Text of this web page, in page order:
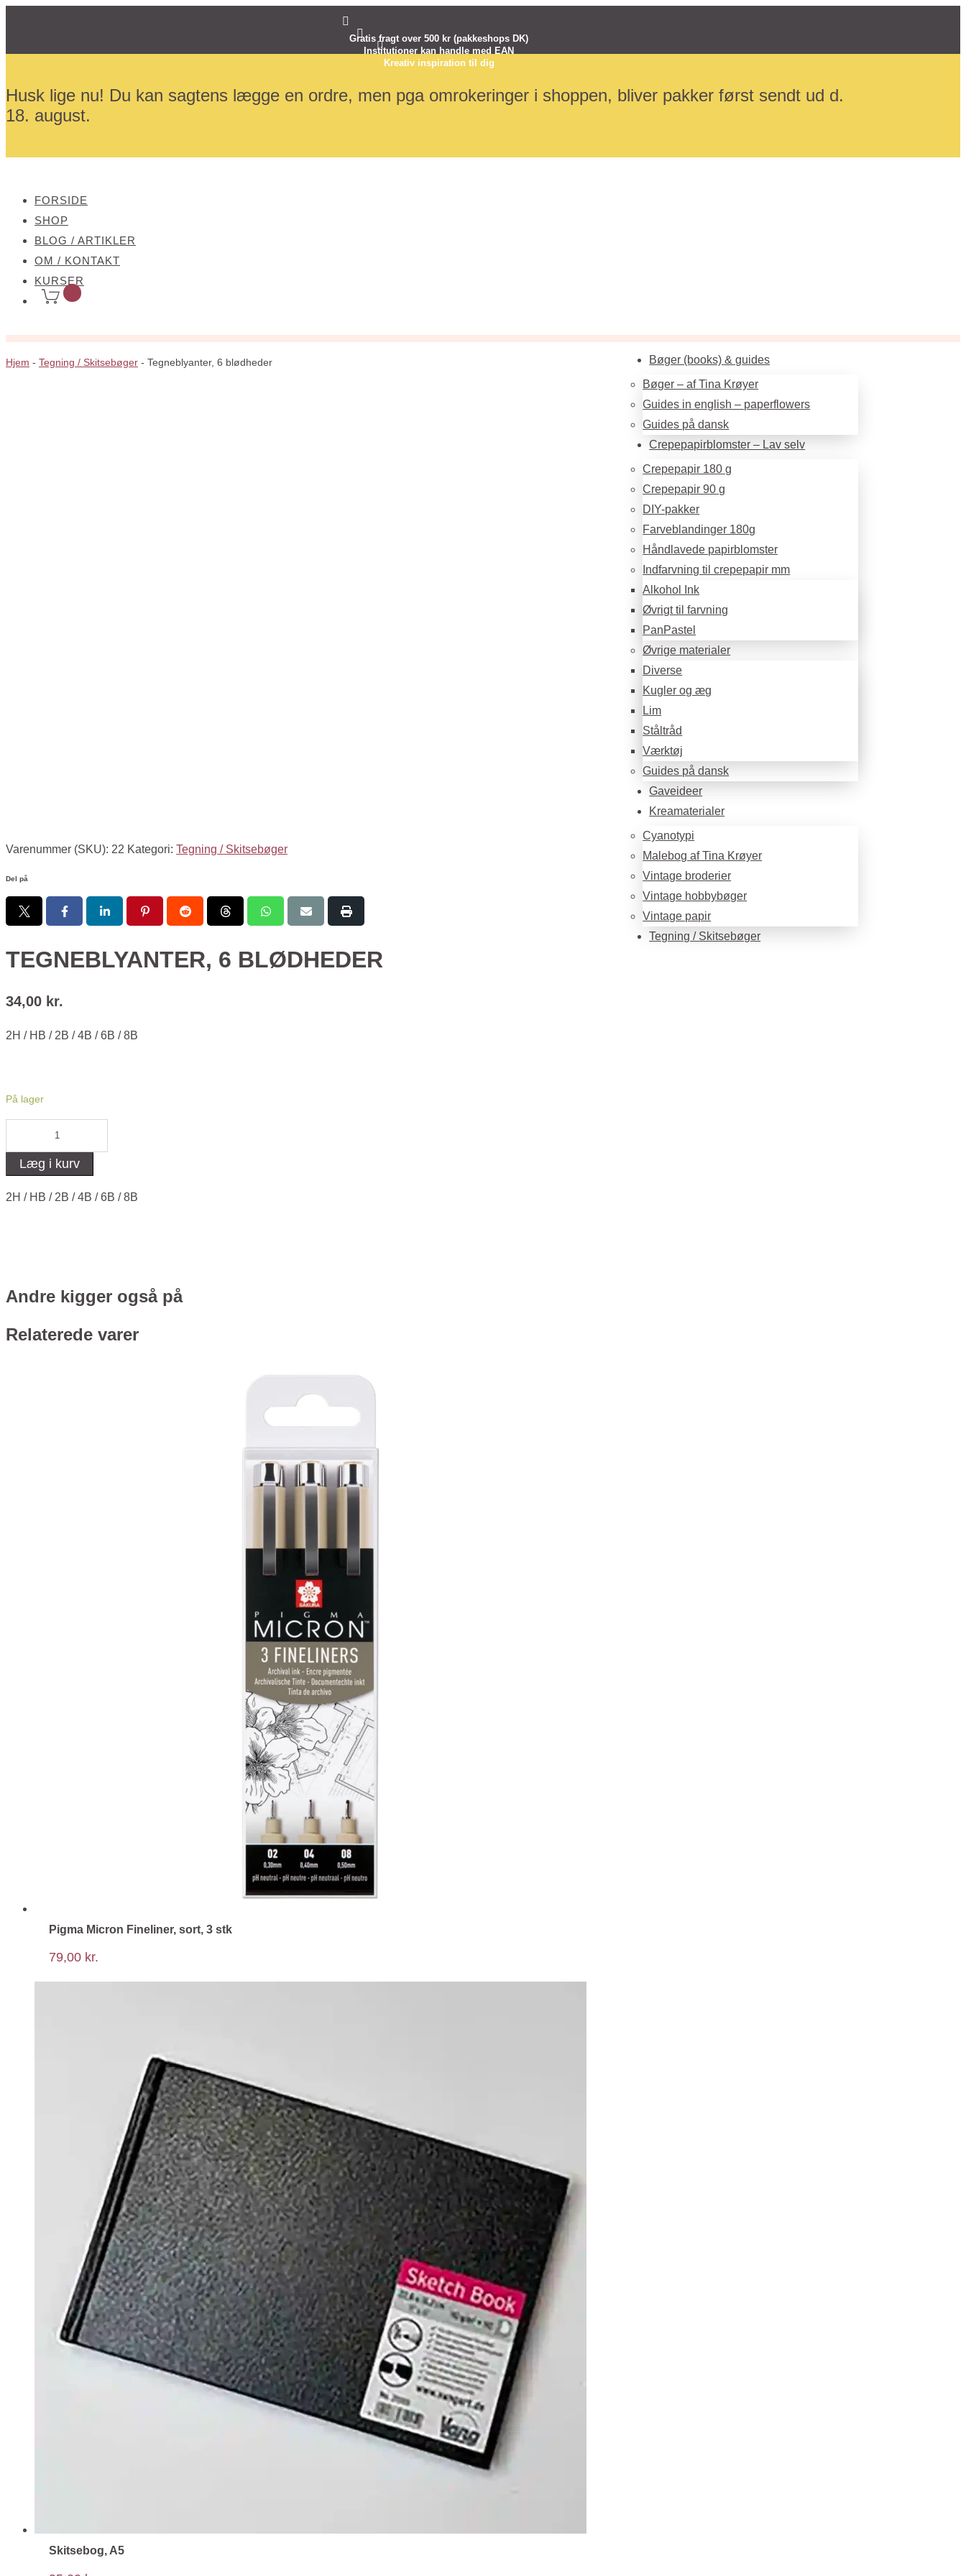

Gratis fragt over 500 kr (pakkeshops DK)

Institutioner kan handle med EAN

Kreativ inspiration til dig
Husk lige nu! Du kan sagtens lægge en ordre, men pga omrokeringer i shoppen, bliver pakker først sendt ud d.
18. august.
FORSIDE
SHOP
BLOG / ARTIKLER
OM / KONTAKT
KURSER
Bøger (books) & guides
Bøger – af Tina Krøyer
Guides in english – paperflowers
Guides på dansk
Crepepapirblomster – Lav selv
Crepepapir 180 g
Crepepapir 90 g
DIY-pakker
Farveblandinger 180g
Håndlavede papirblomster
Indfarvning til crepepapir mm
Alkohol Ink
Øvrigt til farvning
PanPastel
Øvrige materialer
Diverse
Kugler og æg
Lim
Ståltråd
Værktøj
Guides på dansk
Gaveideer
Kreamaterialer
Cyanotypi
Malebog af Tina Krøyer
Vintage broderier
Vintage hobbybøger
Vintage papir
Tegning / Skitsebøger
Hjem - Tegning / Skitsebøger - Tegneblyanter, 6 blødheder
Varenummer (SKU): 22 Kategori: Tegning / Skitsebøger
Del på
TEGNEBLYANTER, 6 BLØDHEDER
34,00 kr.
2H / HB / 2B / 4B / 6B / 8B
På lager
Tegneblyanter,
6
blødheder
Læg i kurv
2H / HB / 2B / 4B / 6B / 8B
Andre kigger også på
Relaterede varer
Pigma Micron Fineliner, sort, 3 stk
79,00 kr.
Skitsebog, A5